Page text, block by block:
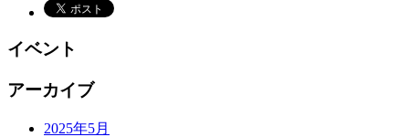
イベント
アーカイブ
2025年5月